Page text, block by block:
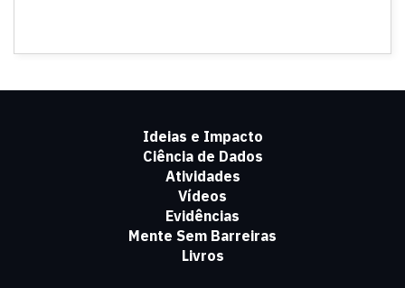
Ideias e Impacto
Ciência de Dados
Atividades
Vídeos
Evidências
Mente Sem Barreiras
Livros